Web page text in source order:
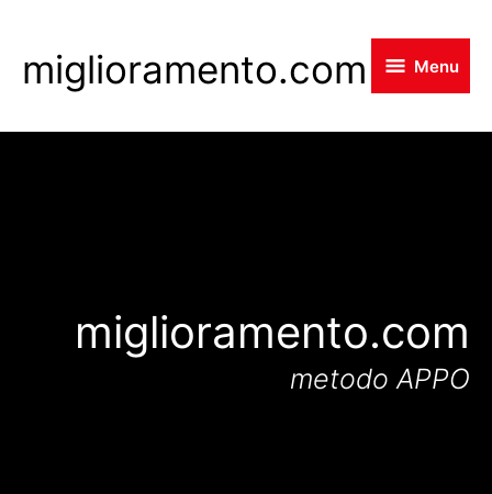
to
content
miglioramento.com Menu
miglioramento.com
metodo APPO